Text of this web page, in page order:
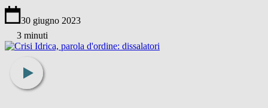
30 giugno 2023
3 minuti